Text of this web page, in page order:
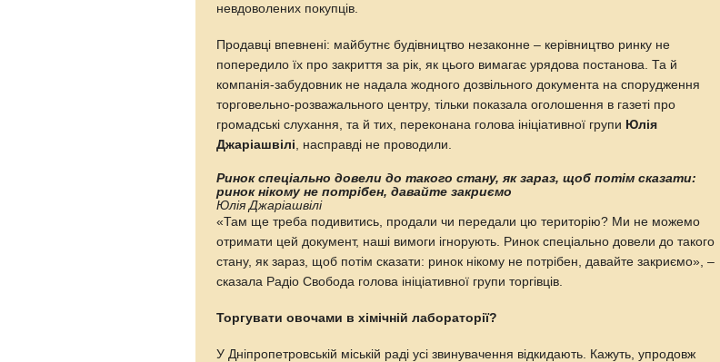
невдоволених покупців.
Продавці впевнені: майбутнє будівництво незаконне – керівництво ринку не
попередило їх про закриття за рік, як цього вимагає урядова постанова. Та й
компанія-забудовник не надала жодного дозвільного документа на спорудження
торговельно-розважального центру, тільки показала оголошення в газеті про
громадські слухання, та й тих, переконана голова ініціативної групи Юлія
Джаріашвілі , насправді не проводили.
Ринок спеціально довели до такого стану, як зараз, щоб потім сказати:
ринок нікому не потрібен, давайте закриємо
Юлія Джаріашвілі
«Там ще треба подивитись, продали чи передали цю територію? Ми не можемо
отримати цей документ, наші вимоги ігнорують. Ринок спеціально довели до такого
стану, як зараз, щоб потім сказати: ринок нікому не потрібен, давайте закриємо», –
сказала Радіо Свобода голова ініціативної групи торгівців.
Торгувати овочами в хімічній лабораторії?
У Дніпропетровській міській раді усі звинувачення відкидають. Кажуть, упродовж